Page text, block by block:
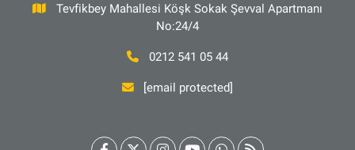
Tevfikbey Mahallesi Köşk Sokak Şevval Apartmanı
No:24/4
0212 541 05 44
[email protected]